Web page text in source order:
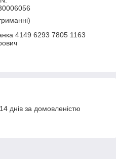
4149 6293 7805 1163
днів за домовленістю